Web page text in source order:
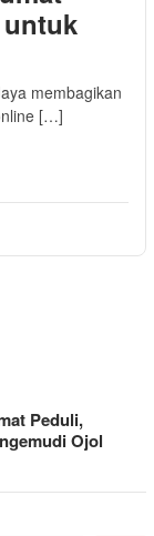
membagikan
[…]
Peduli,
Ojol